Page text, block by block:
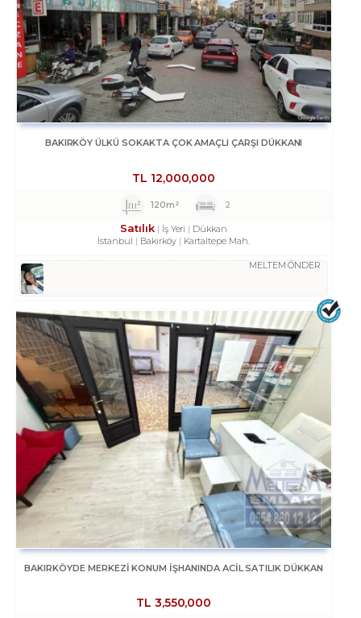
BAKIRKÖY ÜLKÜ SOKAKTA ÇOK AMAÇLI ÇARŞI DÜKKANI
TL 12,000,000
120m² 2
Satılık İş Yeri
Dükkan
İstanbul
Bakırköy Kartaltepe Mah.
MELTEM ÖNDER
BAKIRKÖYDE MERKEZİ KONUM İŞHANINDA ACİL SATILIK DÜKKAN
TL 3,550,000